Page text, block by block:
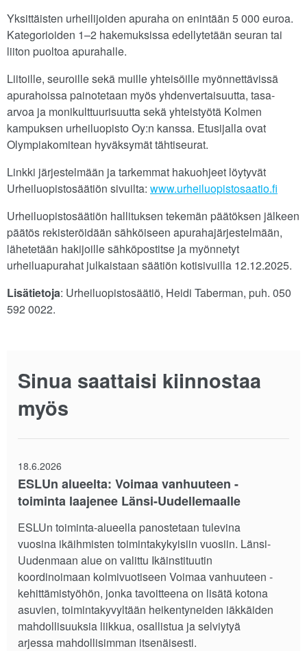
Yksittäisten urheilijoiden apuraha on enintään 5 000 euroa.
Kategorioiden 1–2 hakemuksissa edellytetään seuran tai
liiton puoltoa apurahalle.
Liitoille, seuroille sekä muille yhteisöille myönnettävissä
apurahoissa painotetaan myös yhdenvertaisuutta, tasa-
arvoa ja monikulttuurisuutta sekä yhteistyötä Kolmen
kampuksen urheiluopisto Oy:n kanssa. Etusijalla ovat
Olympiakomitean hyväksymät tähtiseurat.
Linkki järjestelmään ja tarkemmat hakuohjeet löytyvät
Urheiluopistosäätiön sivuilta: www.urheiluopistosaatio.fi
Urheiluopistosäätiön hallituksen tekemän päätöksen jälkeen
päätös rekisteröidään sähköiseen apurahajärjestelmään,
lähetetään hakijoille sähköpostitse ja myönnetyt
urheiluapurahat julkaistaan säätiön kotisivuilla 12.12.2025.
Lisätietoja: Urheiluopistosäätiö, Heidi Taberman, puh. 050
592 0022.
Sinua saattaisi kiinnostaa
myös
18.6.2026
ESLUn alueelta: Voimaa vanhuuteen -
toiminta laajenee Länsi-Uudellemaalle
ESLUn toiminta-alueella panostetaan tulevina
vuosina ikäihmisten toimintakykyisiin vuosiin. Länsi-
Uudenmaan alue on valittu Ikäinstituutin
koordinoimaan kolmivuotiseen Voimaa vanhuuteen -
kehittämistyöhön, jonka tavoitteena on lisätä kotona
asuvien, toimintakyvyltään heikentyneiden iäkkäiden
mahdollisuuksia liikkua, osallistua ja selviytyä
arjessa mahdollisimman itsenäisesti.